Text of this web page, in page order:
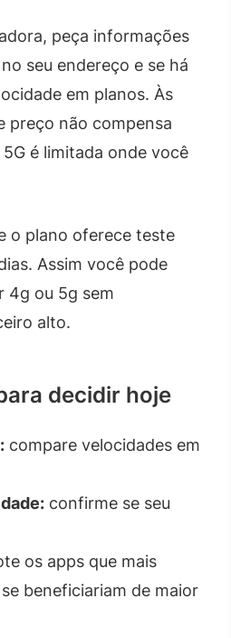
peça informações
seu endereço e se há
em planos. Às
preço não compensa
é limitada onde você
o plano oferece teste
Assim você pode
4g ou 5g sem
alto.
decidir hoje
compare velocidades em
confirme se seu
os apps que mais
beneficiariam de maior